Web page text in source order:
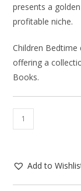
presents a
profitable niche.
Children
offering a
Books.
Add to